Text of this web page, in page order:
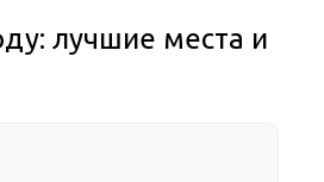
лучшие места и